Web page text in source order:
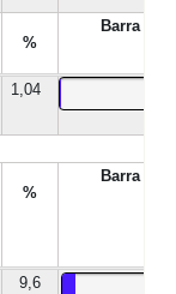
%
Barra %
1,04
%
Barra %
9,6